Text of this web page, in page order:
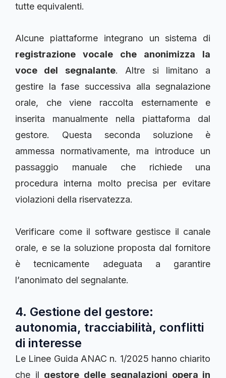
tutte equivalenti.
Alcune piattaforme integrano un sistema di
registrazione vocale che anonimizza la
voce del segnalante. Altre si limitano a
gestire la fase successiva alla segnalazione
orale, che viene raccolta esternamente e
inserita manualmente nella piattaforma dal
gestore. Questa seconda soluzione è
ammessa normativamente, ma introduce un
passaggio manuale che richiede una
procedura interna molto precisa per evitare
violazioni della riservatezza.
Verificare come il software gestisce il canale
orale, e se la soluzione proposta dal fornitore
è tecnicamente adeguata a garantire
l’anonimato del segnalante.
4. Gestione del gestore:
autonomia, tracciabilità, conflitti
di interesse
Le Linee Guida ANAC n. 1/2025 hanno chiarito
che il gestore delle segnalazioni opera in